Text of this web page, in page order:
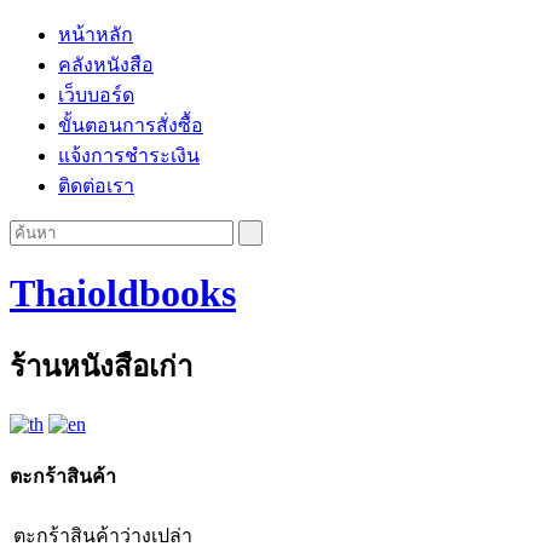
หน้าหลัก
คลังหนังสือ
เว็บบอร์ด
ขั้นตอนการสั่งซื้อ
แจ้งการชำระเงิน
ติดต่อเรา
Thaioldbooks
ร้านหนังสือเก่า
ตะกร้าสินค้า
ตะกร้าสินค้าว่างเปล่า